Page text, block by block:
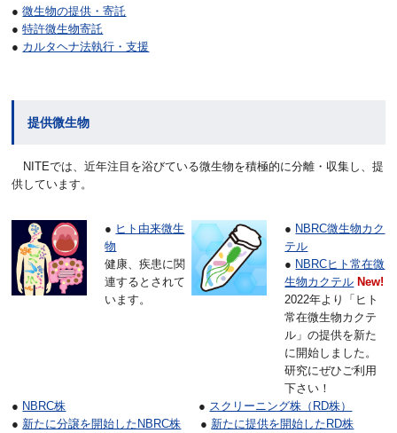
●微生物の提供・寄託
●特許微生物寄託
● カルタヘナ法執行・支援
提供微生物
NITEでは、近年注目を浴びている微生物を積極的に分離・収集し、提
供しています。
● ヒト由来微生
物
健康、疾患に関
連するとされて
います。
● NBRC微生物カク
テル
● NBRCヒト常在微
生物カクテル New!
2022年より「ヒト
常在微生物カクテ
ル」の提供を新た
に開始しました。
研究にぜひご利用
下さい！
● NBRC株 ● スクリーニング株（RD株）
● 新たに分譲を開始したNBRC株 ● 新たに提供を開始したRD株